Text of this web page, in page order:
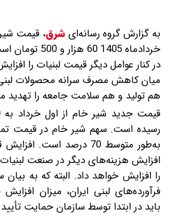
به گزارش گروه رسانه‌ایشرق، قیمت شیر
خردادماه 1405
در کنار عوامل دیگر قیمت لبنیات را
میان کاهش مصرف سرانه محصولات
هم تولید و هم سلامت جامعه را تهدید
رسیده است. سهم شیر خام در قیمت
به‌طور متوسط 70 درصد است.
افزایش هزینه‌های دیگر در صنعت
را افزایش خواهد داد. البته که به
فرآورده‌های لبنی ایران، میزان
باید در ابتدا توسط سازمان حمایت